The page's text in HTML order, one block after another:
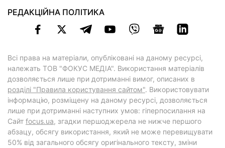
РЕДАКЦІЙНА ПОЛІТИКА
Всі права на матеріали, опубліковані на даному ресурсі,
належать ТОВ "ФОКУС МЕДІА". Використання матеріалів
дозволяється лише при дотриманні вимог, описаних в
розділі "Правила користування сайтом". Використовувати
інформацію, розміщену на даному ресурсі, дозволяється
лише при дотриманні наступних умов: гіперпосилання на
Cайт focus.ua, згадки першоджерела не нижче першого
абзацу, обсягу використання, який не може перевищувати
50% від загального обсягу оригінального тексту, зміни